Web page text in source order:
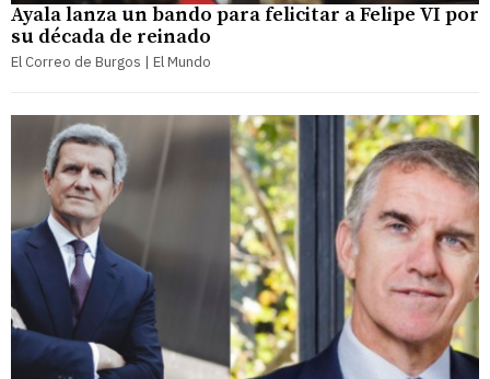
Ayala lanza un bando para felicitar a Felipe VI por
su década de reinado
El Correo de Burgos | El Mundo